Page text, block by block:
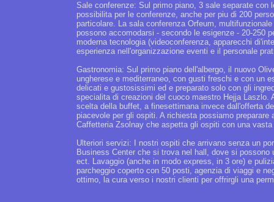
Sale conferenze: Sul primo piano, 3 sale separate
possibilita per le conferenze, anche per piu di 200
particolare. La sala conferenza Orfeum,
possono accomodarsi - secondo le esigenze - 20-250
moderna tecnologia (videoconferenza, apparecchi
esperienza nell'organizzazione eventi e il personale
Gastronomia: Sul primo piano dell'albergo, il nuovo
ungherese e mediterraneo, con gusti freschi e con un
delicati e gustosissimi ed e preparato solo con gli
specialita di creazioni del cuoco maestro Hejja
scelta della buffet, a finesettimana invece dall'offerta
piacevole per gli ospiti. A richiesta possiamo
Caffetteria Zsolnay che aspetta gli ospiti con una
Ulteriori servizi: I nostri ospiti che arrivano senza un
Business Center che si trova nel hall, dove si
ect. Lavaggio (anche in modo express, in 3 ore) e
parcheggio coperto con 50 posti, agenzia di viaggi e
ottimo, la cura verso i nostri clienti per offrirgli una